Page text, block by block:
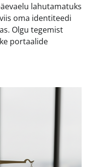
lahutamatuks
oma identiteedi
Olgu tegemist
portaalide